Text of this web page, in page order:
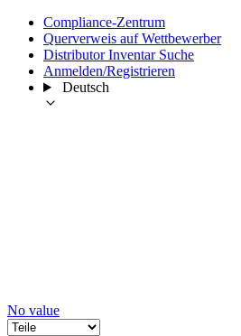
Compliance-Zentrum
Querverweis auf Wettbewerber
Distributor Inventar Suche
Anmelden/Registrieren
Deutsch
No value